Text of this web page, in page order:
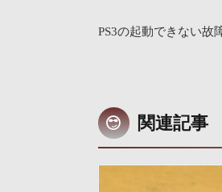
PS3の起動できない故
関連記事